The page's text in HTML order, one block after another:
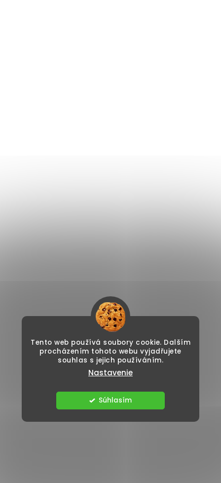
Tento web používá soubory cookie. Dalším
procházením tohoto webu vyjadřujete
souhlas s jejich používáním.
Nastavenie
Súhlasím